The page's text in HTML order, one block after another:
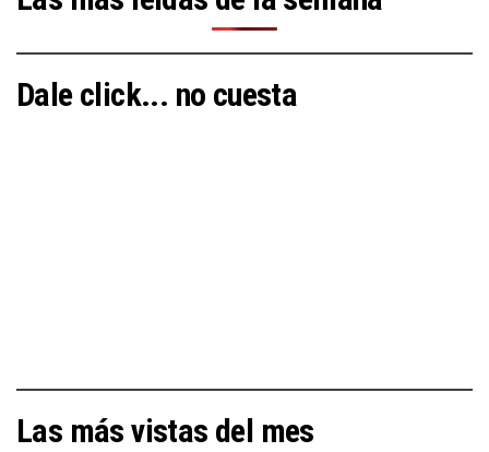
Dale click... no cuesta
Las más vistas del mes